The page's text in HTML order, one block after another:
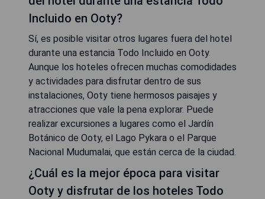
Incluido en Ooty?
Sí, es posible visitar otros lugares fuera del hotel
durante una estancia Todo Incluido en Ooty.
Aunque los hoteles ofrecen muchas comodidades
y actividades para disfrutar dentro de sus
instalaciones, Ooty tiene hermosos paisajes y
atracciones que vale la pena explorar. Puede
realizar excursiones a lugares como el Jardín
Botánico de Ooty, el Lago Pykara o el Parque
Nacional Mudumalai, que están cerca de la ciudad.
¿Cuál es la mejor época para visitar
Ooty y disfrutar de los hoteles Todo